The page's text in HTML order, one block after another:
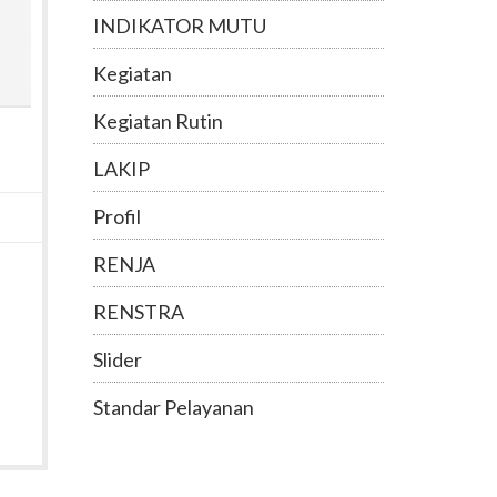
INDIKATOR MUTU
Kegiatan
Kegiatan Rutin
LAKIP
Profil
RENJA
RENSTRA
Slider
Standar Pelayanan